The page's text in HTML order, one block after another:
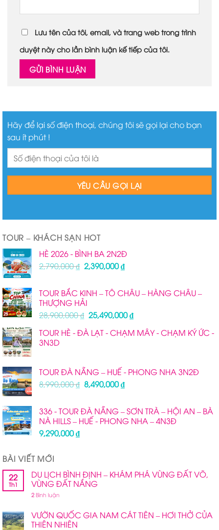
Lưu tên của tôi, email, và trang web trong trình
duyệt này cho lần bình luận kế tiếp của tôi.
Hãy để lại số điện thoại, chúng tôi sẽ gọi lại cho bạn
sau ít phút !
TOUR – KHÁCH SẠN HOT
HÈ 2026 - BÌNH BA 2N2Đ
2,790,000₫ Giá
2,790,000 ₫.
2,390,000₫Giá
là:
TOUR BẮC KINH – TÔ CHÂU – HÀNG CHÂU –
THƯỢNG HẢI
28,900,000₫ Giá
là:
25,490,000₫Giá
tại
TOUR HÈ - ĐÀ LẠT - CHẠM MÂY - CHẠM KÝ ỨC -
3N3D
TOUR ĐÀ NẴNG – HUẾ - PHONG NHA 3N2Đ
8,990,000₫ Giá
8,990,000 ₫.
8,490,000₫Giá
là:
8,490,000 ₫.
336 - TOUR ĐÀ NẴNG – SƠN TRÀ – HỘI AN – BÀ
NÀ HILLS – HUẾ - PHONG NHA – 4N3Đ
9,290,000₫
BÀI VIẾT MỚI
22
Th1
DU LỊCH BÌNH ĐỊNH – KHÁM PHÁ VÙNG ĐẤT VÕ,
VÙNG ĐẤT NẮNG
2 Bình luận
VƯỜN QUỐC GIA NAM CÁT TIÊN – HƠI THỞ CỦA
THIÊN NHIÊN